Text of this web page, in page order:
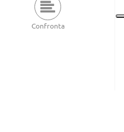
Confronta